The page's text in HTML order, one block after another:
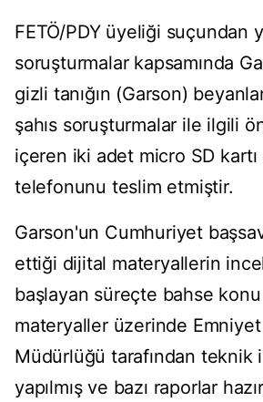
FETÖ/PDY üyeliği suçundan
soruşturmalar kapsamında
gizli tanığın (Garson)
şahıs soruşturmalar ile ilgili
içeren iki adet micro SD
telefonunu teslim etmiştir.
Garson'un Cumhuriyet
ettiği dijital materyallerin
başlayan süreçte bahse
materyaller üzerinde
Müdürlüğü tarafından teknik
yapılmış ve bazı raporlar